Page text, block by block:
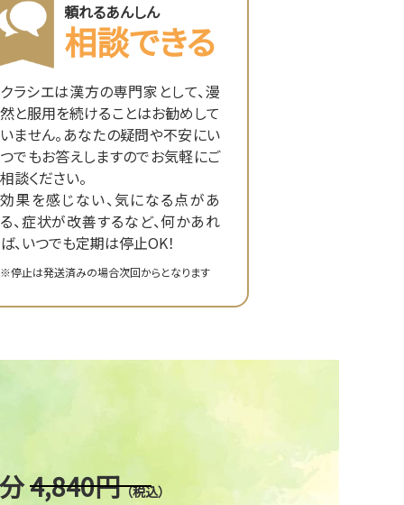
頼れるあんしん
相談できる
クラシエは漢方の専門家として、漫
然と服用を続けることはお勧めして
いません。あなたの疑問や不安にい
つでもお答えしますのでお気軽にご
相談ください。
効果を感じない、気になる点があ
る、症状が改善するなど、何かあれ
ば、いつでも定期は停止OK！
※停止は発送済みの場合次回からとなります
4,840円（税込）